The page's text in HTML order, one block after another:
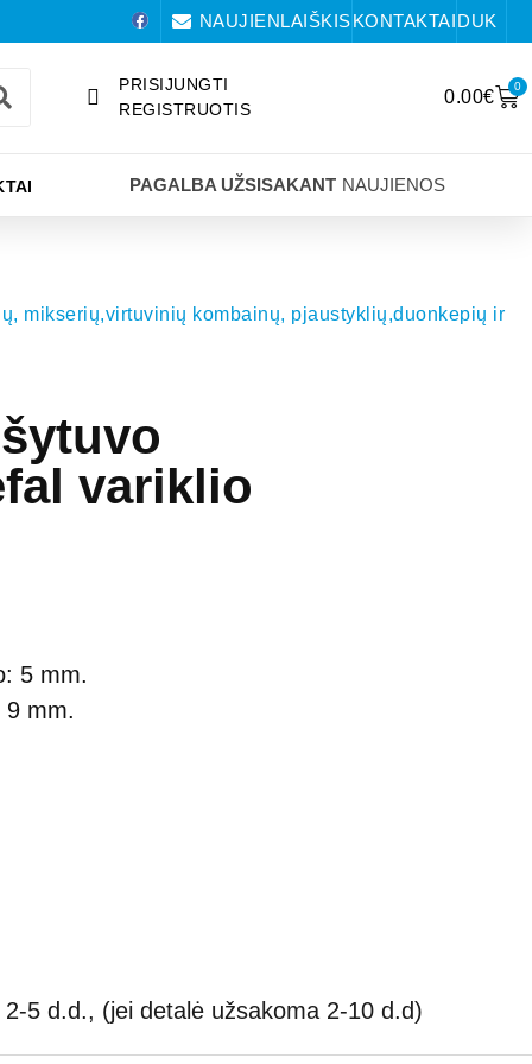
NAUJIENLAIŠKISKONTAKTAIDUK
PRISIJUNGTI
REGISTRUOTIS
0.00€
0
PAGALBA UŽSISAKANT NAUJIENOS
mikserių,virtuvinių kombainų, pjaustyklių,duonkepių ir
variklio
5 mm.
9 mm.
5 d.d., (jei detalė užsakoma 2-10 d.d)